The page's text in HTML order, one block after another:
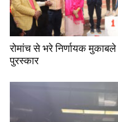
रोमांच से भरे निर्णायक
पुरस्कार